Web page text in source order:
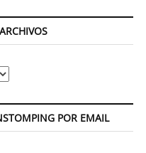
ARCHIVOS
POR EMAIL